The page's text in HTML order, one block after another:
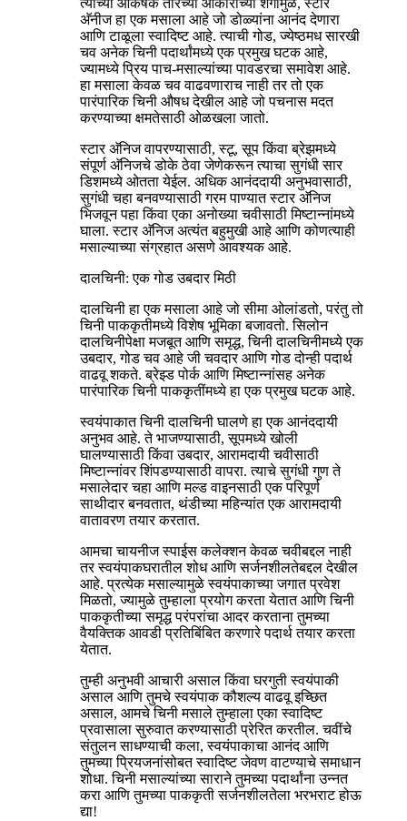
त्याच्या आकर्षक तारेच्या आकाराच्या शेंगांमुळे, स्टार
अ‍ॅनीज हा एक मसाला आहे जो डोळ्यांना आनंद देणारा
आणि टाळूला स्वादिष्ट आहे. त्याची गोड, ज्येष्ठमध सारखी
चव अनेक चिनी पदार्थांमध्ये एक प्रमुख घटक आहे,
ज्यामध्ये प्रिय पाच-मसाल्यांच्या पावडरचा समावेश आहे.
हा मसाला केवळ चव वाढवणाराच नाही तर तो एक
पारंपारिक चिनी औषध देखील आहे जो पचनास मदत
करण्याच्या क्षमतेसाठी ओळखला जातो.
स्टार अ‍ॅनिज वापरण्यासाठी, स्टू, सूप किंवा ब्रेझमध्ये
संपूर्ण अ‍ॅनिजचे डोके ठेवा जेणेकरून त्याचा सुगंधी सार
डिशमध्ये ओतता येईल. अधिक आनंददायी अनुभवासाठी,
सुगंधी चहा बनवण्यासाठी गरम पाण्यात स्टार अ‍ॅनिज
भिजवून पहा किंवा एका अनोख्या चवीसाठी मिष्टान्नांमध्ये
घाला. स्टार अ‍ॅनिज अत्यंत बहुमुखी आहे आणि कोणत्याही
मसाल्याच्या संग्रहात असणे आवश्यक आहे.
दालचिनी: एक गोड उबदार मिठी
दालचिनी हा एक मसाला आहे जो सीमा ओलांडतो, परंतु तो
चिनी पाककृतीमध्ये विशेष भूमिका बजावतो. सिलोन
दालचिनीपेक्षा मजबूत आणि समृद्ध, चिनी दालचिनीमध्ये एक
उबदार, गोड चव आहे जी चवदार आणि गोड दोन्ही पदार्थ
वाढवू शकते. ब्रेझ्ड पोर्क आणि मिष्टान्नांसह अनेक
पारंपारिक चिनी पाककृतींमध्ये हा एक प्रमुख घटक आहे.
स्वयंपाकात चिनी दालचिनी घालणे हा एक आनंददायी
अनुभव आहे. ते भाजण्यासाठी, सूपमध्ये खोली
घालण्यासाठी किंवा उबदार, आरामदायी चवीसाठी
मिष्टान्नांवर शिंपडण्यासाठी वापरा. ​​त्याचे सुगंधी गुण ते
मसालेदार चहा आणि मल्ड वाइनसाठी एक परिपूर्ण
साथीदार बनवतात, थंडीच्या महिन्यांत एक आरामदायी
वातावरण तयार करतात.
आमचा चायनीज स्पाईस कलेक्शन केवळ चवीबद्दल नाही
तर स्वयंपाकघरातील शोध आणि सर्जनशीलतेबद्दल देखील
आहे. प्रत्येक मसाल्यामुळे स्वयंपाकाच्या जगात प्रवेश
मिळतो, ज्यामुळे तुम्हाला प्रयोग करता येतात आणि चिनी
पाककृतीच्या समृद्ध परंपरांचा आदर करताना तुमच्या
वैयक्तिक आवडी प्रतिबिंबित करणारे पदार्थ तयार करता
येतात.
तुम्ही अनुभवी आचारी असाल किंवा घरगुती स्वयंपाकी
असाल आणि तुमचे स्वयंपाक कौशल्य वाढवू इच्छित
असाल, आमचे चिनी मसाले तुम्हाला एका स्वादिष्ट
प्रवासाला सुरुवात करण्यासाठी प्रेरित करतील. चवींचे
संतुलन साधण्याची कला, स्वयंपाकाचा आनंद आणि
तुमच्या प्रियजनांसोबत स्वादिष्ट जेवण वाटण्याचे समाधान
शोधा. चिनी मसाल्यांच्या साराने तुमच्या पदार्थांना उन्नत
करा आणि तुमच्या पाककृती सर्जनशीलतेला भरभराट होऊ
द्या!